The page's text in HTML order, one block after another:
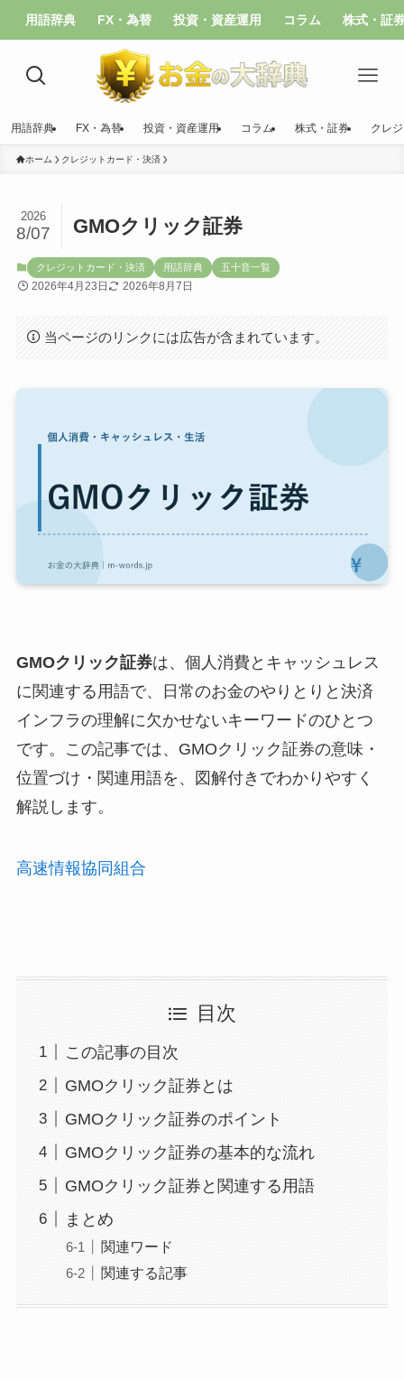
用語辞典 FX・為替 投資・資産運用 コラム 株式・証
用語辞典 FX・為替 投資・資産運用 コラム 株式・証券 クレ
ホーム クレジットカード・決済
GMOクリック証券
2026
8/07
クレジットカード・決済 用語辞典 五十音一覧
2026年4月23日 2026年8月7日
当ページのリンクには広告が含まれています。
GMOクリック証券は、個人消費とキャッシュレス
に関連する用語で、日常のお金のやりとりと決済
インフラの理解に欠かせないキーワードのひとつ
です。この記事では、GMOクリック証券の意味・
位置づけ・関連用語を、図解付きでわかりやすく
解説します。
高速情報協同組合
目次
この記事の目次
GMOクリック証券とは
GMOクリック証券のポイント
GMOクリック証券の基本的な流れ
GMOクリック証券と関連する用語
まとめ
関連ワード
関連する記事